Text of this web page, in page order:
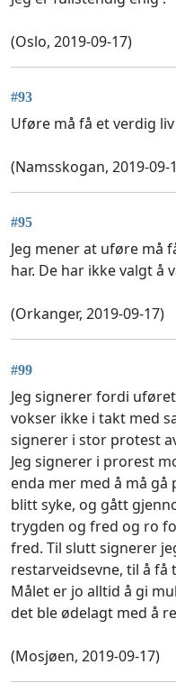
(Oslo, 2019-09-17)
#93
Uføre må få et verdig
(Namsskogan, 2019-09-
#95
Jeg mener at uføre må
har. De har ikke valgt å
(Orkanger, 2019-09-17)
#99
Jeg signerer fordi
vokser ikke i takt med
signerer i stor protest
Jeg signerer i prorest
enda mer med å må
blitt syke, og gått
trygden og fred og ro
fred. Til slutt signerer
restarveidsevne, til å få
Målet er jo alltid å gi
det ble ødelagt med å
(Mosjøen, 2019-09-17)